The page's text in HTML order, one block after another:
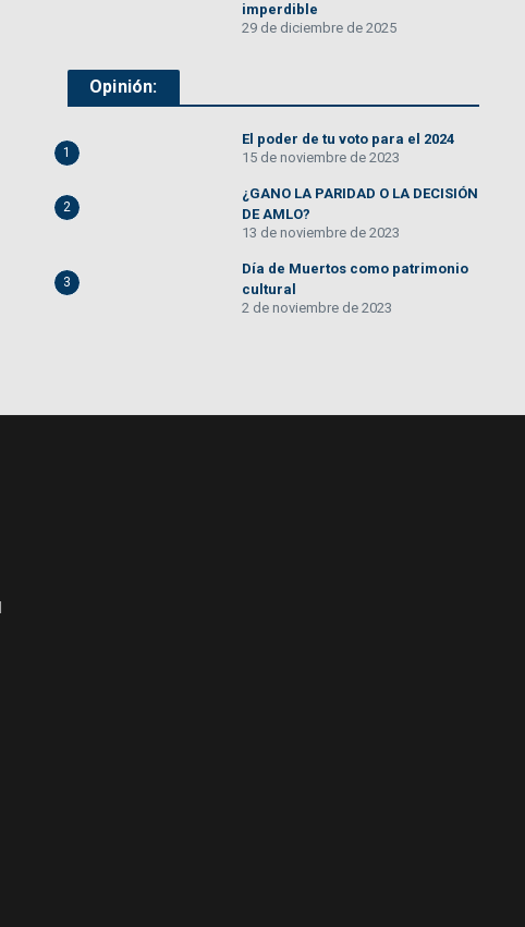
imperdible
29 de diciembre de 2025
Opinión:
1
El poder de tu voto para el 2024
15 de noviembre de 2023
2
¿GANO LA PARIDAD O LA DECISIÓN
DE AMLO?
13 de noviembre de 2023
3
Día de Muertos como patrimonio
cultural
2 de noviembre de 2023